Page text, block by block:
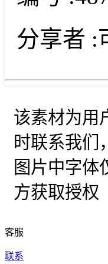
分享者 :
该素材为用
时联系我们
图片中字体
方获取授权
客服
联系